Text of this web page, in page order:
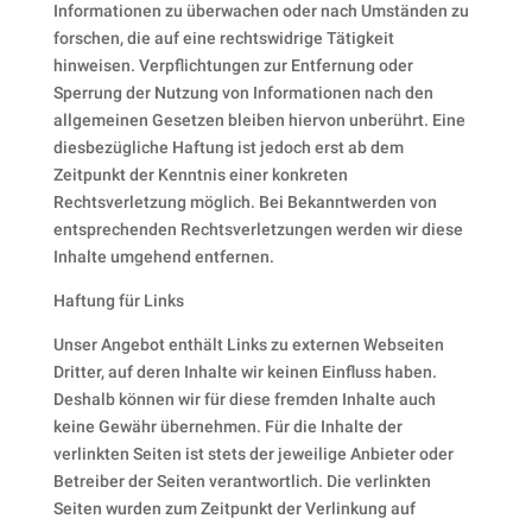
Informationen zu überwachen oder nach Umständen zu
forschen, die auf eine rechtswidrige Tätigkeit
hinweisen. Verpflichtungen zur Entfernung oder
Sperrung der Nutzung von Informationen nach den
allgemeinen Gesetzen bleiben hiervon unberührt. Eine
diesbezügliche Haftung ist jedoch erst ab dem
Zeitpunkt der Kenntnis einer konkreten
Rechtsverletzung möglich. Bei Bekanntwerden von
entsprechenden Rechtsverletzungen werden wir diese
Inhalte umgehend entfernen.
Haftung für Links
Unser Angebot enthält Links zu externen Webseiten
Dritter, auf deren Inhalte wir keinen Einfluss haben.
Deshalb können wir für diese fremden Inhalte auch
keine Gewähr übernehmen. Für die Inhalte der
verlinkten Seiten ist stets der jeweilige Anbieter oder
Betreiber der Seiten verantwortlich. Die verlinkten
Seiten wurden zum Zeitpunkt der Verlinkung auf